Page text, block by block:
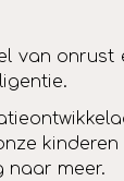
van
naar meer.